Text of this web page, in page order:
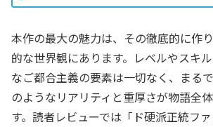
本作の最大の魅力は、その徹底的に作
的な世界観にあります。レベルやスキ
なご都合主義の要素は一切なく、まる
のようなリアリティと重厚さが物語全
す。読者レビューでは「ド硬派正統フ